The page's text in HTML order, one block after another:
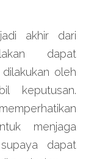
akhir dari
dapat
oleh
keputusan.
menjaga
dapat